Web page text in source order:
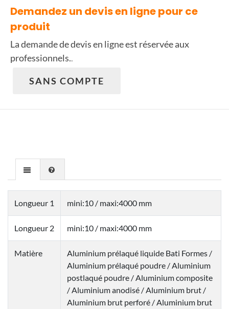
Demandez un devis en ligne pour ce
produit
La demande de devis en ligne est réservée aux
professionnels..
SANS COMPTE
Longueur 1 mini:10 / maxi:4000 mm
Longueur 2 mini:10 / maxi:4000 mm
Matière
Aluminium prélaqué liquide Bati Formes /
Aluminium prélaqué poudre / Aluminium
postlaqué poudre / Aluminium composite
/ Aluminium anodisé / Aluminium brut /
Aluminium brut perforé / Aluminium brut